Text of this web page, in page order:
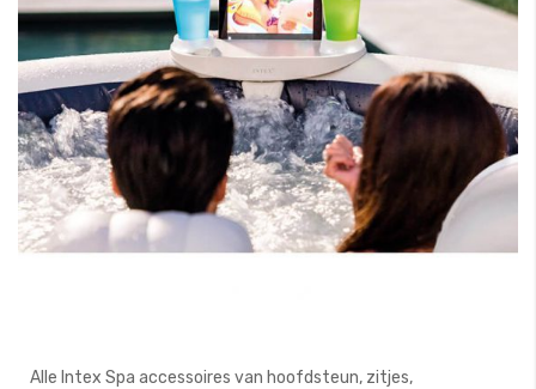
Alle Intex Spa accessoires van hoofdsteun, zitjes,